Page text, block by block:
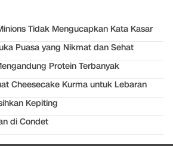
Tidak Mengucapkan Kata Kasar
Puasa yang Nikmat dan Sehat
Protein Terbanyak
Cheesecake Kurma untuk Lebaran
Kepiting
di Condet